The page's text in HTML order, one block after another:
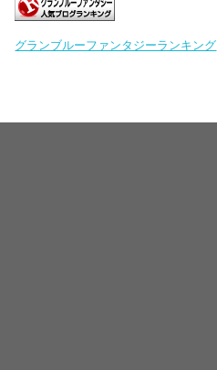
グランブルーファンタジーランキング